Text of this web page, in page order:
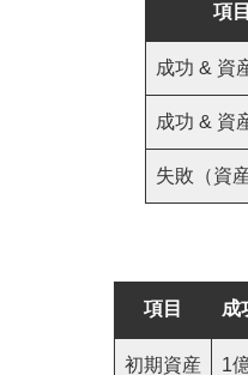
項目
成功 & 資
成功 & 資
失敗（資
項目 成
初期資産 1